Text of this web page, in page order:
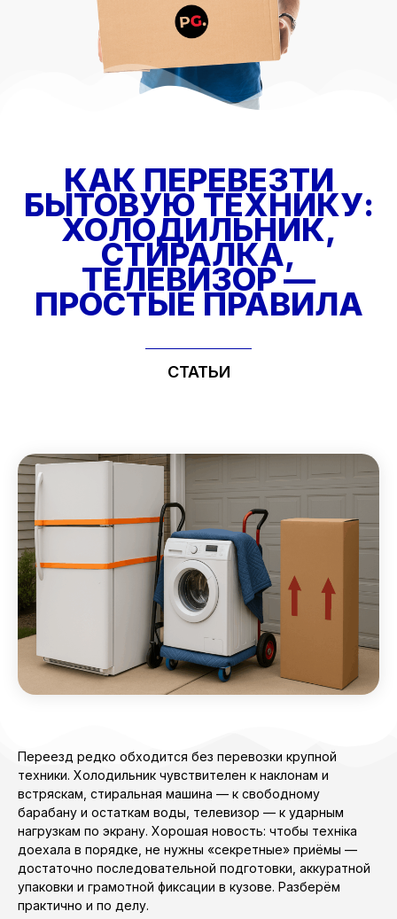
КАК ПЕРЕВЕЗТИ
БЫТОВУЮ ТЕХНИКУ:
ХОЛОДИЛЬНИК,
СТИРАЛКА,
ТЕЛЕВИЗОР —
ПРОСТЫЕ ПРАВИЛА
СТАТЬИ
Переезд редко обходится без перевозки крупной
техники. Холодильник чувствителен к наклонам и
встряскам, стиральная машина — к свободному
барабану и остаткам воды, телевизор — к ударным
нагрузкам по экрану. Хорошая новость: чтобы техніка
доехала в порядке, не нужны «секретные» приёмы —
достаточно последовательной подготовки, аккуратной
упаковки и грамотной фиксации в кузове. Разберём
практично и по делу.